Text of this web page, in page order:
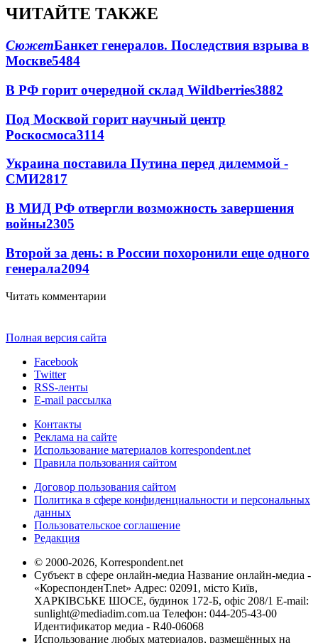
ЧИТАЙТЕ ТАКЖЕ
СюжетБанкет генералов. Последствия взрыва в
Москве5484
В РФ горит очередной склад Wildberries3882
Под Москвой горит научный центр
Роскосмоса3114
Украина поставила Путина перед дилеммой -
СМИ2817
В МИД РФ отвергли возможность завершения
войны2305
Второй за день: в России похоронили еще одного
генерала2094
Читать комментарии
Полная версия сайта
Facebook
Twitter
RSS-ленты
E-mail рассылка
Контакты
Реклама на сайте
Использование материалов korrespondent.net
Правила пользования сайтом
Договор пользования сайтом
Политика в сфере конфиденциальности и персональных
данных
Пользовательское соглашение
Редакция
© 2000-2026, Korrespondent.net
Субъект в сфере онлайн-медиа Название онлайн-медиа -
«КореспонденТ.net» Адрес: 02091, місто Київ,
ХАРКІВСЬКЕ ШОСЕ, будинок 172-Б, офіс 208/1 E-mail:
sunlight@mediadim.com.ua Телефон: 044-205-43-00
Идентификатор медиа - R40-06068
Использование любых материалов, размещённых на